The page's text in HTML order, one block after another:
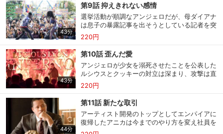
購入履歴
レンタル、購入、定額見放題の購入履歴の
確認が可能です。こちらから視聴いただく
と便利です。
お気に入り
お気に入りに登録した作品を確認できま
能です。
閲覧履歴
サイト内の閲覧履歴を確認できます。履歴
の削除も可能です。
視聴年齢制限
サイト内で表示される作品の表示制限が可
能です。5段階の年齢区分から選択できま
す。
43分
第9話 抑えきれない感情
選挙活動が順調なアンジェロだが、母ダイアナ
は息子の暴露記事を出そうとしている記者を突
き止め、クッキーと別れさせることを条件に、
ルシウスにもみ消しを依頼する。
220円
43分
第10話 歪んだ愛
アンジェロが少女を溺死させたことを公表した
ルシウスとクッキーの対立は深まり、攻撃は直
接的になり、家族だけでなくアーティストや会
社を巻き込んで亀裂は深まっていく。
220円
44分
第11話 新たな取引
アーティスト開発のトップとしてエンパイアに
復帰したアニカは今までのやり方を変え社員を
掌握していくが、アニカを嫌うリアは彼女を追